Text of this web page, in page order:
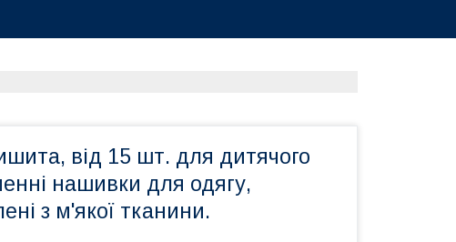
від 15 шт. для дитячого
нашивки для одягу,
з м'якої тканини.